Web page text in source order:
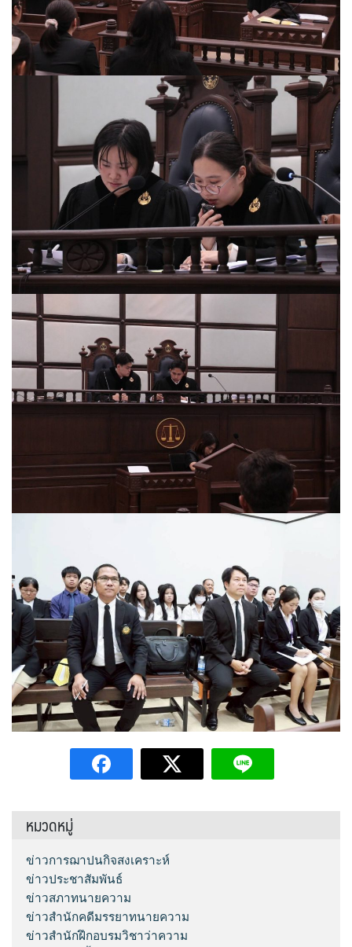
หมวดหมู่
ข่าวการฌาปนกิจสงเคราะห์
ข่าวประชาสัมพันธ์
ข่าวสภาทนายความ
ข่าวสำนักคดีมรรยาทนายความ
ข่าวสำนักฝึกอบรมวิชาว่าความ